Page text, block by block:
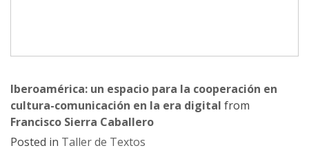
Iberoamérica: un espacio para la cooperación en
cultura-comunicación en la era digital from
Francisco Sierra Caballero
Posted in Taller de Textos